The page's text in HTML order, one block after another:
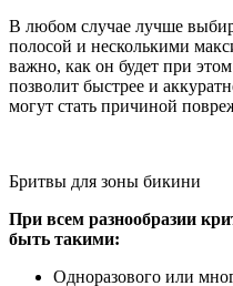
В любом случае лучше
полосой и несколькими
важно, как он будет при
позволит быстрее и
могут стать причиной
Бритвы для зоны бикини
При всем разнообразии
быть такими:
Одноразового или